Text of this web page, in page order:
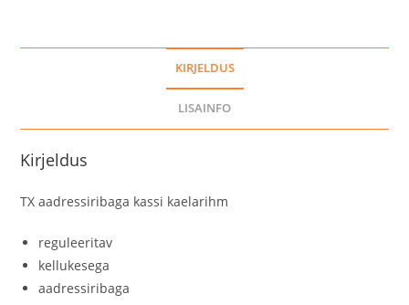
KIRJELDUS
LISAINFO
Kirjeldus
TX aadressiribaga kassi kaelarihm
reguleeritav
kellukesega
aadressiribaga